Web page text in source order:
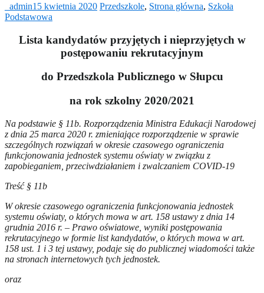
_admin15 kwietnia 2020 Przedszkole, Strona główna, Szkoła
Podstawowa
Lista kandydatów przyjętych i nieprzyjętych w
postępowaniu rekrutacyjnym
do Przedszkola Publicznego w Słupcu
na rok szkolny 2020/2021
Na podstawie § 11b. Rozporządzenia Ministra Edukacji Narodowej
z dnia 25 marca 2020 r. zmieniające rozporządzenie w sprawie
szczególnych rozwiązań w okresie czasowego ograniczenia
funkcjonowania jednostek systemu oświaty w związku z
zapobieganiem, przeciwdziałaniem i zwalczaniem COVID-19
Treść § 11b
W okresie czasowego ograniczenia funkcjonowania jednostek
systemu oświaty, o których mowa w art. 158 ustawy z dnia 14
grudnia 2016 r. – Prawo oświatowe, wyniki postępowania
rekrutacyjnego w formie list kandydatów, o których mowa w art.
158 ust. 1 i 3 tej ustawy, podaje się do publicznej wiadomości także
na stronach internetowych tych jednostek.
oraz